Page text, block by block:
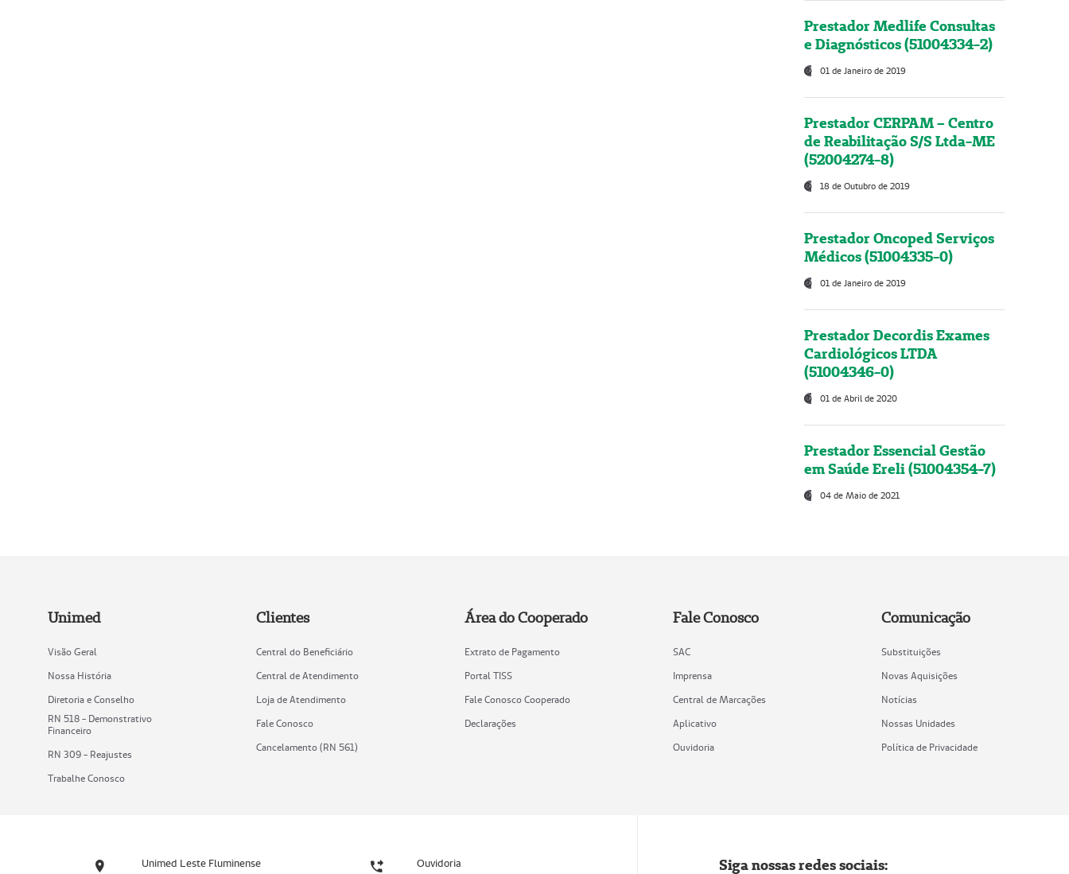
Prestador Medlife Consultas
e Diagnósticos (51004334-2)
01 de Janeiro de 2019
Prestador CERPAM – Centro
de Reabilitação S/S Ltda-ME
(52004274-8)
18 de Outubro de 2019
Prestador Oncoped Serviços
Médicos (51004335-0)
01 de Janeiro de 2019
Prestador Decordis Exames
Cardiológicos LTDA
(51004346-0)
01 de Abril de 2020
Prestador Essencial Gestão
em Saúde Ereli (51004354-7)
04 de Maio de 2021
Unimed
Visão Geral
Nossa História
Diretoria e Conselho
RN 518 - Demonstrativo
Financeiro
RN 309 - Reajustes
Trabalhe Conosco
Clientes
Central do Beneficiário
Central de Atendimento
Loja de Atendimento
Fale Conosco
Cancelamento (RN 561)
Área do Cooperado
Extrato de Pagamento
Portal TISS
Fale Conosco Cooperado
Declarações
Fale Conosco
SAC
Imprensa
Central de Marcações
Aplicativo
Ouvidoria
Comunicação
Substituições
Novas Aquisições
Notícias
Nossas Unidades
Política de Privacidade
Unimed Leste Fluminense Ouvidoria Siga nossas redes sociais: